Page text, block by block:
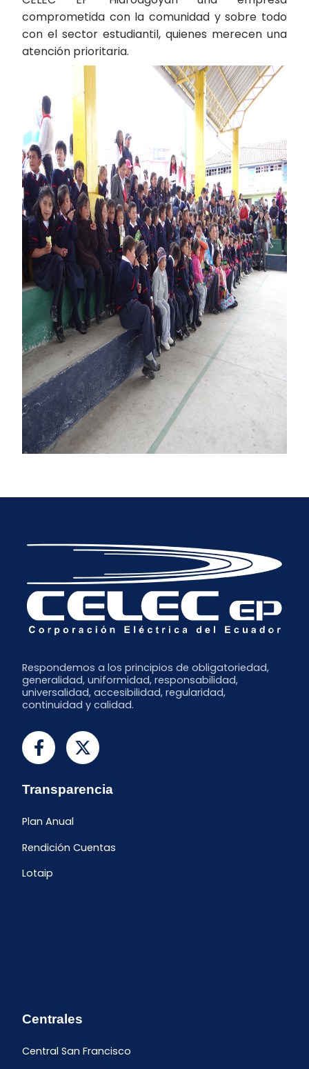
comprometida con la comunidad y sobre todo
con el sector estudiantil, quienes merecen una
atención prioritaria.
Respondemos a los principios de obligatoriedad,
generalidad, uniformidad, responsabilidad,
universalidad, accesibilidad, regularidad,
continuidad y calidad.
Transparencia
Plan Anual
Rendición Cuentas
Lotaip
Centrales
Central San Francisco